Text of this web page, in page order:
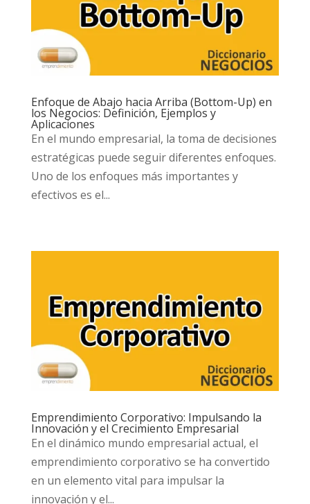
Enfoque de Abajo hacia Arriba (Bottom-Up) en
los Negocios: Definición, Ejemplos y
Aplicaciones
En el mundo empresarial, la toma de decisiones
estratégicas puede seguir diferentes enfoques.
Uno de los enfoques más importantes y
efectivos es el...
Emprendimiento Corporativo: Impulsando la
Innovación y el Crecimiento Empresarial
En el dinámico mundo empresarial actual, el
emprendimiento corporativo se ha convertido
en un elemento vital para impulsar la
innovación y el...